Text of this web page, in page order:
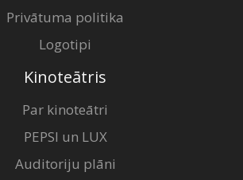
Privātuma politika
Logotipi
Kinoteātris
Par kinoteātri
PEPSI un LUX
Auditoriju plāni